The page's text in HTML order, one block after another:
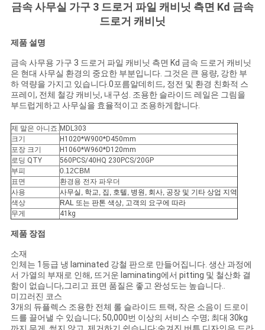
용
문
을
요
구
하
세
요
사
이
트
금속 사무실 가구 3 드로거 파일 캐비닛 측면 Kd 금속
드로거 캐비닛
제품 설명
금속 사무용 가구 3 드로거 파일 캐비닛 측면 Kd 금속 드로거 캐비닛
은 현대 사무실 환경의 중요한 부분입니다. 그것은 큰 용량, 강한 부
하 역량을 가지고 있습니다.0포름알데히드, 정전 및 환경 친화적 스
프레이, 전체 철강 캐비닛, 내구성. 조용한 슬라이드 레일은 그림을
부드럽게하고 사무실을 효율적이고 조용하게합니다.
제 말은 아니죠. MDL303
크기
H1020*W900*D450mm
포장 크기
H1060*W960*D120mm
로딩 QTY
560PCS/40HQ 230PCS/20GP
부피
0.12CBM
표면
환경용 전자 파우더
사용
사무실, 학교, 집, 호텔, 병원, 회사, 공장 및 기타 상업 지역
색상
RAL 또는 판톤 색상, 고객의 요구에 따라
무게
41kg
제품 장점
소재
인체는 1등급 냉 laminated 강철 판으로 만들어집니다. 생산 과정에
서 가열의 부재로 인해, 뜨거운 laminating에서 pitting 및 철산화 결
함이 없습니다,그리고 표면 품질은 좋고 완성도는 높습니다..
미끄러진 코스
3개의 듀플렉스 조용한 전체 롤 슬라이드 트랙, 작은 소음이 드로이
드를 끌어낼 수 있습니다; 50,000번 이상의 서비스 수명; 최대 30kg